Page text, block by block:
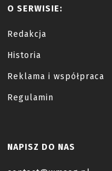
O SERWISIE:
Redakcja
Historia
Reklama i współpraca
Regulamin
NAPISZ DO NAS